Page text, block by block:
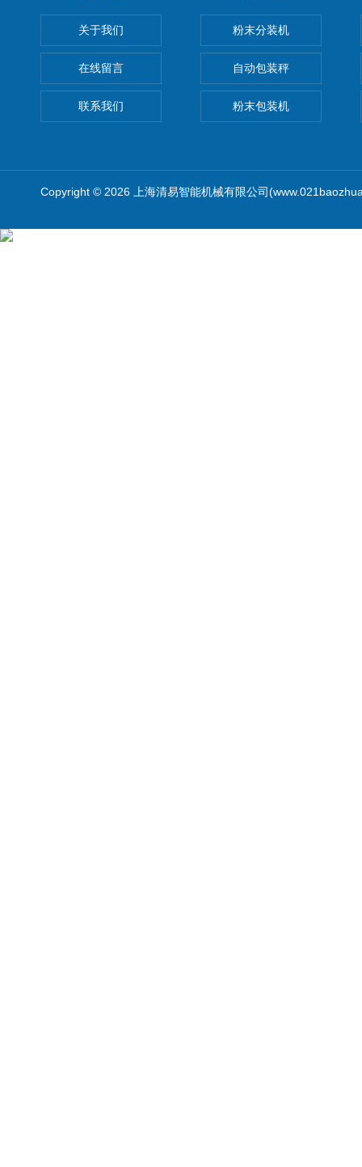
关于我们
在线留言
联系我们
粉末分装机
自动包装秤
粉末包装机
Copyright © 2026 上海清易智能机械有限公司